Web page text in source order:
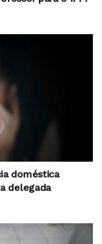
doméstica
delegada